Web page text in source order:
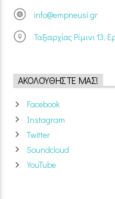
info@empneusi.gr
Ταξιαρχίας Ρίμινι
ΑΚΟΛΟΥΘΉΣΤΕ ΜΑΣ!
Facebook
Instagram
Twitter
Soundcloud
YouTube